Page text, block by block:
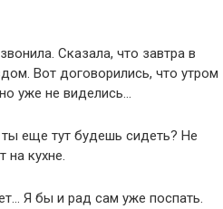
Сказала, что завтра в
Вот договорились, что утром
уже не виделись…
еще тут будешь сидеть? Не
на кухне.
Я бы и рад сам уже поспать.